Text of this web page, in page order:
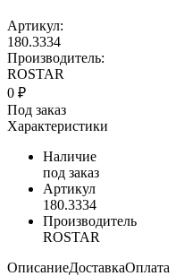
Артикул:
180.3334
Производитель:
ROSTAR
0 ₽
Под заказ
Характеристики
Наличие
под заказ
Артикул
180.3334
Производитель
ROSTAR
ОписаниеДоставкаОплата